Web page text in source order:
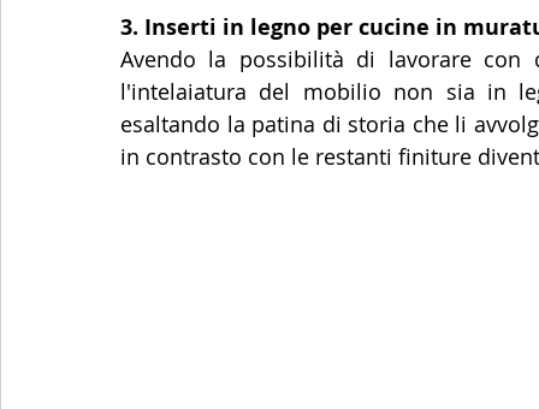
3. Inserti in legno per cucine in
Avendo la possibilità di lavorare
l'intelaiatura del mobilio non sia in
esaltando la patina di storia che li
in contrasto con le restanti finiture